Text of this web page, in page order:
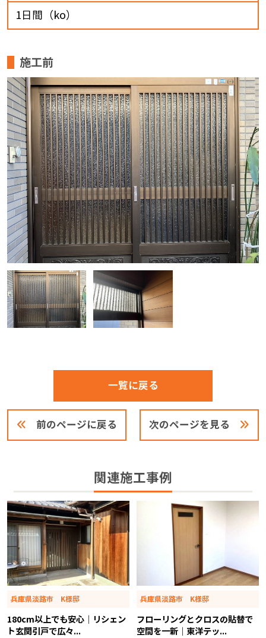
1日間（ko）
施工前
前のページに戻る
一覧に戻る
次のページを見る
関連施工事例
兵庫県淡路市 K様邸
180cm以上でも安心｜リシェン
ト玄関引戸で広々...
兵庫県淡路市 K様邸
フローリングとクロスの貼替で
空間を一新｜東洋テッ...